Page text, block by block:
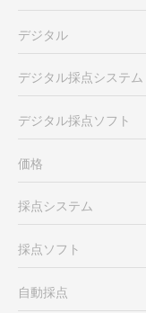
デジタル
デジタル採点システム
デジタル採点ソフト
価格
採点システム
採点ソフト
自動採点